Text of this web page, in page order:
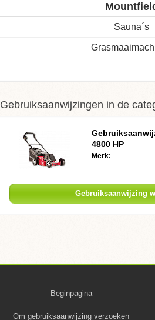
Sauna´s
Gebruiksaanwijzingen in de
4800 HP
Merk:
Gebruiksaanwijzing
Beginpagina
Om gebruiksaanwijzing verzoeken